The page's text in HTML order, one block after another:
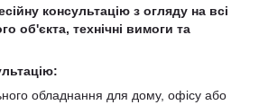
консультацію з огляду на всі
об'єкта, технічні вимоги та
обладнання для дому, офісу або